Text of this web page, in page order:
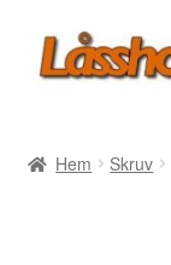
Hoppa
till
Hoppa
till
Hem Skruv